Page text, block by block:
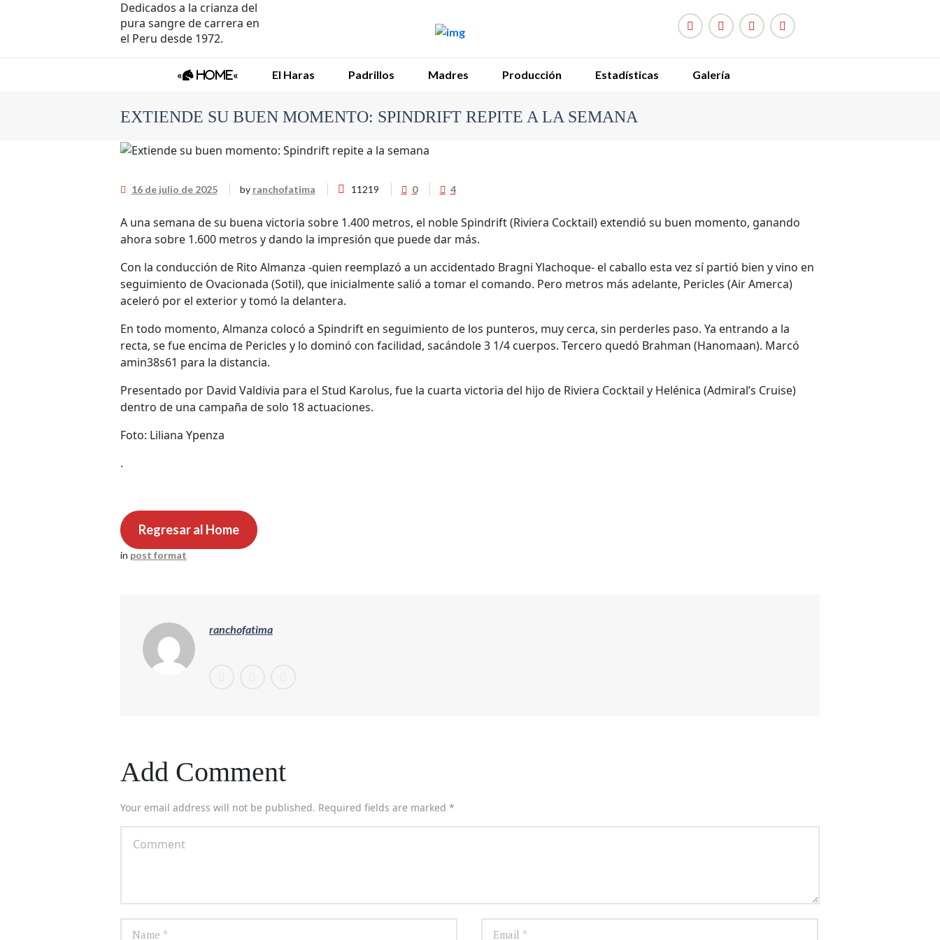
Dedicados a la crianza del
pura sangre de carrera en
el Peru desde 1972.
« Home« El Haras Padrillos Madres Producción Estadísticas Galería
EXTIENDE SU BUEN MOMENTO: SPINDRIFT REPITE A LA SEMANA
16 de julio de 2025 by ranchofatima 11219 0 4
A una semana de su buena victoria sobre 1.400 metros, el noble Spindrift (Riviera Cocktail) extendió su buen momento, ganando
ahora sobre 1.600 metros y dando la impresión que puede dar más.
Con la conducción de Rito Almanza -quien reemplazó a un accidentado Bragni Ylachoque- el caballo esta vez sí partió bien y vino en
seguimiento de Ovacionada (Sotil), que inicialmente salió a tomar el comando. Pero metros más adelante, Pericles (Air Amerca)
aceleró por el exterior y tomó la delantera.
En todo momento, Almanza colocó a Spindrift en seguimiento de los punteros, muy cerca, sin perderles paso. Ya entrando a la
recta, se fue encima de Pericles y lo dominó con facilidad, sacándole 3 1/4 cuerpos. Tercero quedó Brahman (Hanomaan). Marcó
amin38s61 para la distancia.
Presentado por David Valdivia para el Stud Karolus, fue la cuarta victoria del hijo de Riviera Cocktail y Helénica (Admiral’s Cruise)
dentro de una campaña de solo 18 actuaciones.
Foto: Liliana Ypenza
.
Regresar al Home
in post format
ranchofatima
Add Comment
Your email address will not be published. Required fields are marked *